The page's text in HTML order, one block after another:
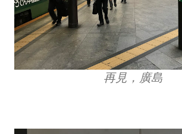
再見，廣島